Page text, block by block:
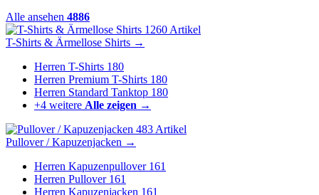
Alle ansehen 4886
1260 Artikel
T-Shirts & Ärmellose Shirts →
Herren T-Shirts 180
Herren Premium T-Shirts 180
Herren Standard Tanktop 180
+4 weitere Alle zeigen →
483 Artikel
Pullover / Kapuzenjacken →
Herren Kapuzenpullover 161
Herren Pullover 161
Herren Kapuzenjacken 161